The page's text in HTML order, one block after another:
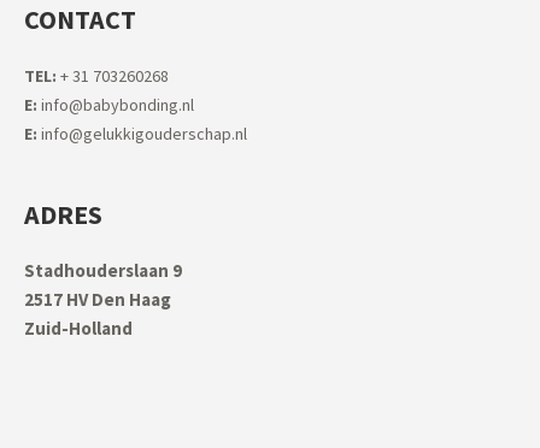
CONTACT
TEL: + 31 703260268
E: info@babybonding.nl
E: info@gelukkigouderschap.nl
ADRES
Stadhouderslaan 9
2517 HV Den Haag
Zuid-Holland